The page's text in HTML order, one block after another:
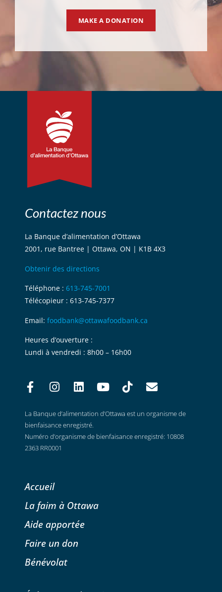
MAKE A DONATION
Contactez nous
La Banque d’alimentation d’Ottawa
2001, rue Bantree | Ottawa, ON | K1B 4X3
Obtenir des directions
Téléphone : 613-745-7001
Télécopieur : 613-745-7377
Email: foodbank@ottawafoodbank.ca
Heures d’ouverture :
Lundi à vendredi : 8h00 – 16h00
La Banque d’alimentation d’Ottawa est un organisme de
bienfaisance enregistré.
Numéro d’organisme de bienfaisance enregistré: 10808
2363 RR0001
Accueil
La faim à Ottawa
Aide apportée
Faire un don
Bénévolat